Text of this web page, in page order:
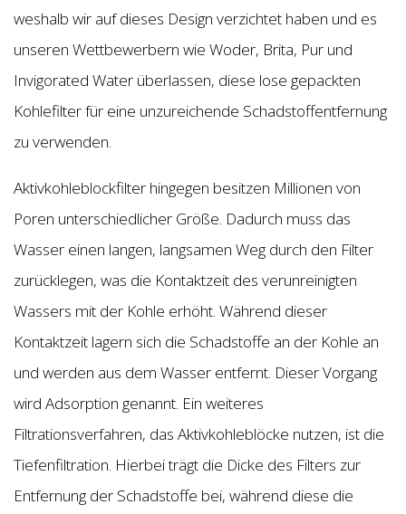
weshalb wir auf dieses Design verzichtet haben und es
unseren Wettbewerbern wie Woder, Brita, Pur und
Invigorated Water überlassen, diese lose gepackten
Kohlefilter für eine unzureichende Schadstoffentfernung
zu verwenden.
Aktivkohleblockfilter hingegen besitzen Millionen von
Poren unterschiedlicher Größe. Dadurch muss das
Wasser einen langen, langsamen Weg durch den Filter
zurücklegen, was die Kontaktzeit des verunreinigten
Wassers mit der Kohle erhöht. Während dieser
Kontaktzeit lagern sich die Schadstoffe an der Kohle an
und werden aus dem Wasser entfernt. Dieser Vorgang
wird Adsorption genannt. Ein weiteres
Filtrationsverfahren, das Aktivkohleblöcke nutzen, ist die
Tiefenfiltration. Hierbei trägt die Dicke des Filters zur
Entfernung der Schadstoffe bei, während diese die